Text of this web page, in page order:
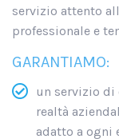
servizio attento
professionale e
GARANTIAMO:
un servizio di
realtà
adatto a ogni